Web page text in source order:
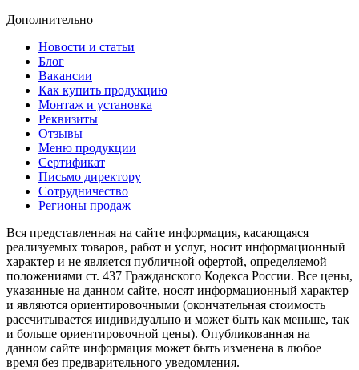
Дополнительно
Новости и статьи
Блог
Вакансии
Как купить продукцию
Монтаж и установка
Реквизиты
Отзывы
Меню продукции
Сертификат
Письмо директору
Сотрудничество
Регионы продаж
Вся представленная на сайте информация, касающаяся
реализуемых товаров, работ и услуг, носит информационный
характер и не является публичной офертой, определяемой
положениями ст. 437 Гражданского Кодекса России. Все цены,
указанные на данном сайте, носят информационный характер
и являются ориентировочными (окончательная стоимость
рассчитывается индивидуально и может быть как меньше, так
и больше ориентировочной цены). Опубликованная на
данном сайте информация может быть изменена в любое
время без предварительного уведомления.